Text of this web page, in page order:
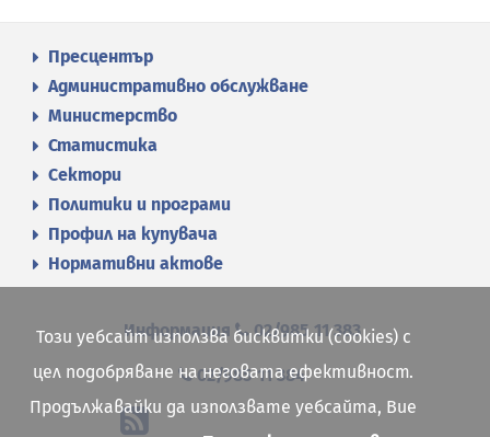
Пресцентър
Административно обслужване
Министерство
Статистика
Сектори
Политики и програми
Профил на купувача
Нормативни актове
Информация 02/985 11 383
02/985 11 384
Този уебсайт използва бисквитки (cookies) с
цел подобряване на неговата ефективност.
Продължавайки да използвате уебсайта, Вие